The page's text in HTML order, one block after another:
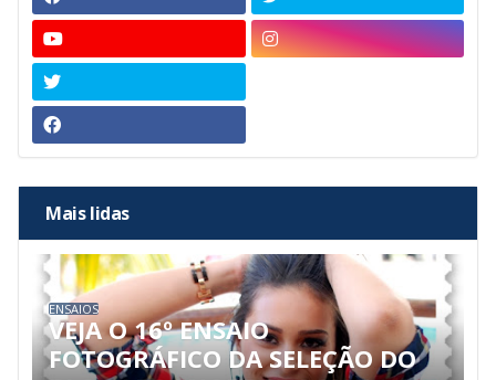
Mais lidas
ENSAIOS
VEJA O 16º ENSAIO
FOTOGRÁFICO DA SELEÇÃO DO